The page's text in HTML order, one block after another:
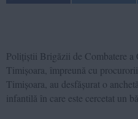
Polițiștii Brigăzii de Combatere
Timișoara, împreună cu
Timișoara, au desfășurat o
infantilă în care este cercetat un